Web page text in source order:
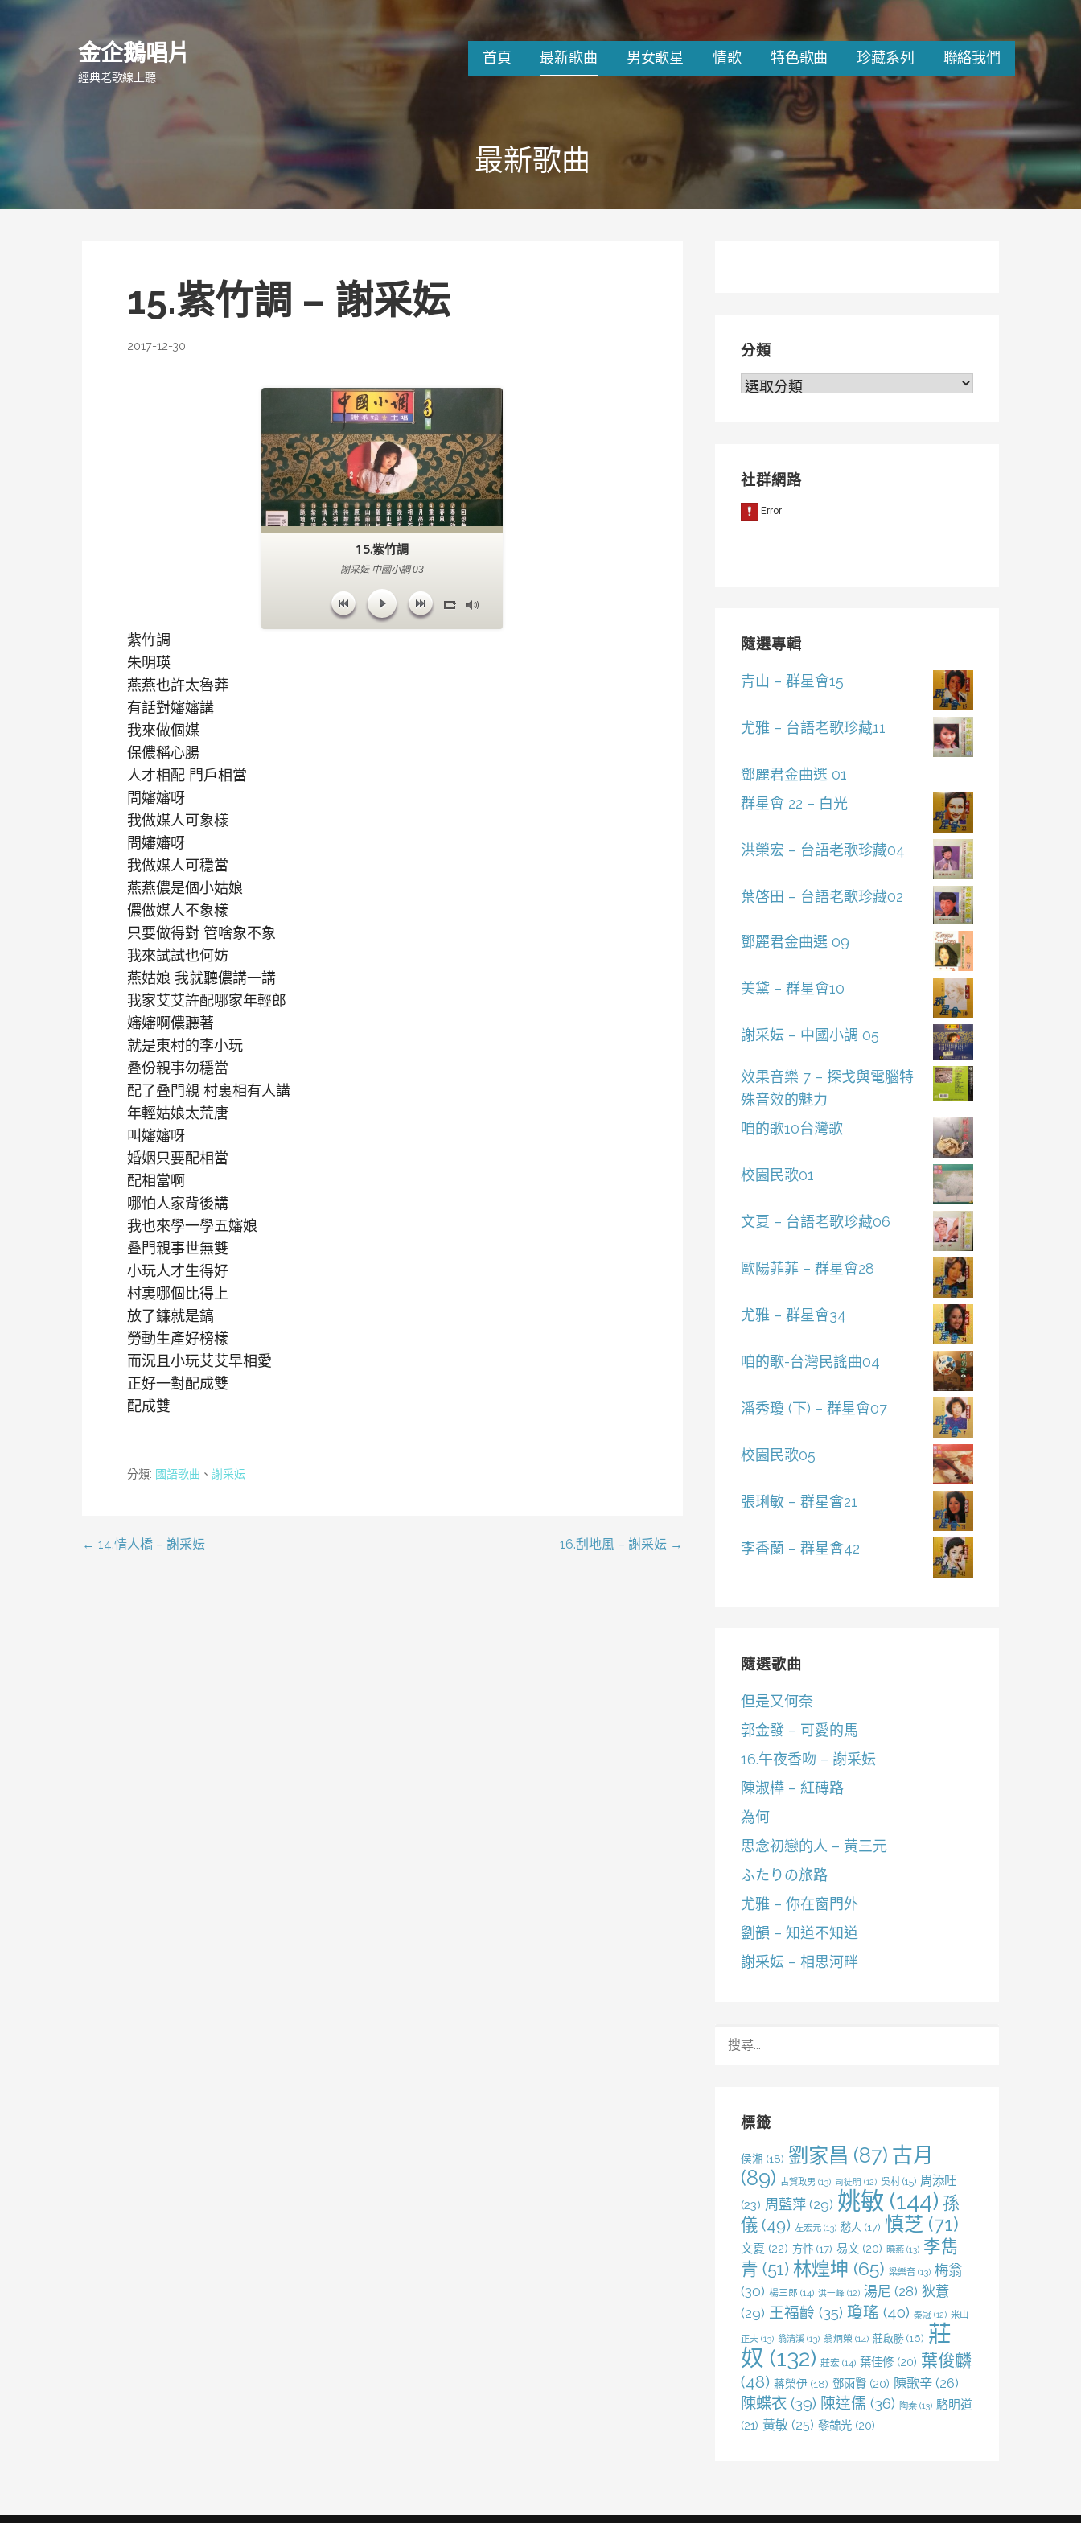
跳
至
主
要
內
金企鵝唱片
經典老歌線上聽
首頁 最新歌曲 男女歌星 情歌 特色歌曲 珍藏系列 聯絡我們
最新歌曲
15.紫竹調 – 謝采妘
2017-12-30
15.紫竹調
謝采妘 中國小調 03
紫竹調
朱明瑛
燕燕也許太魯莽
有話對嬸嬸講
我來做個媒
保儂稱心腸
人才相配 門戶相當
問嬸嬸呀
我做媒人可象樣
問嬸嬸呀
我做媒人可穩當
燕燕儂是個小姑娘
儂做媒人不象樣
只要做得對 管啥象不象
我來試試也何妨
燕姑娘 我就聽儂講一講
我家艾艾許配哪家年輕郎
嬸嬸啊儂聽著
就是東村的李小玩
叠份親事勿穩當
配了叠門親 村裏相有人講
年輕姑娘太荒唐
叫嬸嬸呀
婚姻只要配相當
配相當啊
哪怕人家背後講
我也來學一學五嬸娘
叠門親事世無雙
小玩人才生得好
村裏哪個比得上
放了鐮就是鎬
勞動生產好榜樣
而況且小玩艾艾早相愛
正好一對配成雙
配成雙
分類: 國語歌曲 、 謝采妘
文
← 14.情人橋 – 謝采妘 16.刮地風 – 謝采妘 →
分類
分
社群網路
隨選專輯
青山 – 群星會15
尤雅 – 台語老歌珍藏11
鄧麗君金曲選 01
群星會 22 – 白光
洪榮宏 – 台語老歌珍藏04
葉啓田 – 台語老歌珍藏02
鄧麗君金曲選 09
美黛 – 群星會10
謝采妘 – 中國小調 05
效果音樂 7 – 探戈與電腦特
殊音效的魅力
咱的歌10台灣歌
校園民歌01
文夏 – 台語老歌珍藏06
歐陽菲菲 – 群星會28
尤雅 – 群星會34
咱的歌-台灣民謠曲04
潘秀瓊 (下) – 群星會07
校園民歌05
張琍敏 – 群星會21
李香蘭 – 群星會42
隨選歌曲
但是又何奈
郭金發 – 可愛的馬
16.午夜香吻 – 謝采妘
陳淑樺 – 紅磚路
為何
思念初戀的人 – 黃三元
ふたりの旅路
尤雅 – 你在窗門外
劉韻 – 知道不知道
謝采妘 – 相思河畔
標籤
侯湘 (18) 劉家昌 (87) 古月
(89) 古賀政男 (13) 司徒明 (12) 吳村(15) 周添旺
(23) 周藍萍(29) 姚敏 (144) 孫
儀(49) 左宏元(13) 愁人 (17) 慎芝 (71)
文夏 (22) 方忭(17) 易文(20) 曉燕(13) 李雋
青 (51) 林煌坤 (65) 梁樂音(13) 梅翁
(30) 楊三郎 (14) 洪一峰 (12) 湯尼 (28) 狄薏
(29) 王福齡 (35) 瓊瑤 (40) 秦冠 (12) 米山
正夫(13) 翁清溪(13) 翁炳榮 (14) 莊啟勝(16) 莊
奴 (132) 莊宏(14) 葉佳修(20) 葉俊麟
(48) 蔣榮伊 (18) 鄧雨賢(20) 陳歌辛(26)
陳蝶衣(39) 陳達儒 (36) 陶秦(13) 駱明道
(21) 黃敏(25) 黎錦光(20)